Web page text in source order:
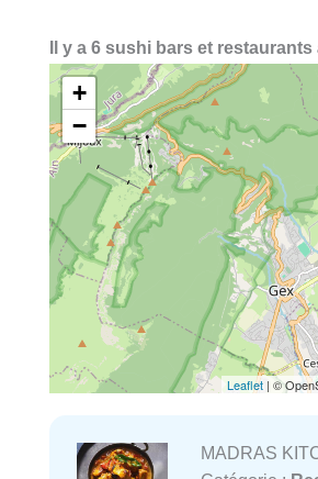
Il y a 6 sushi bars et restaurants
+
−
Leaflet | ©
MADRAS